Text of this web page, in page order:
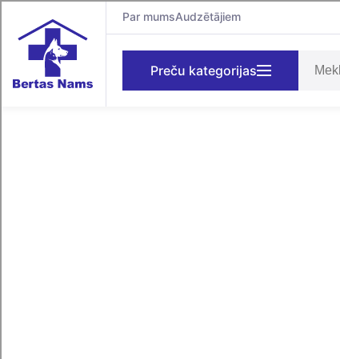
Par mumsAudzētājiem
Preču kategorijas